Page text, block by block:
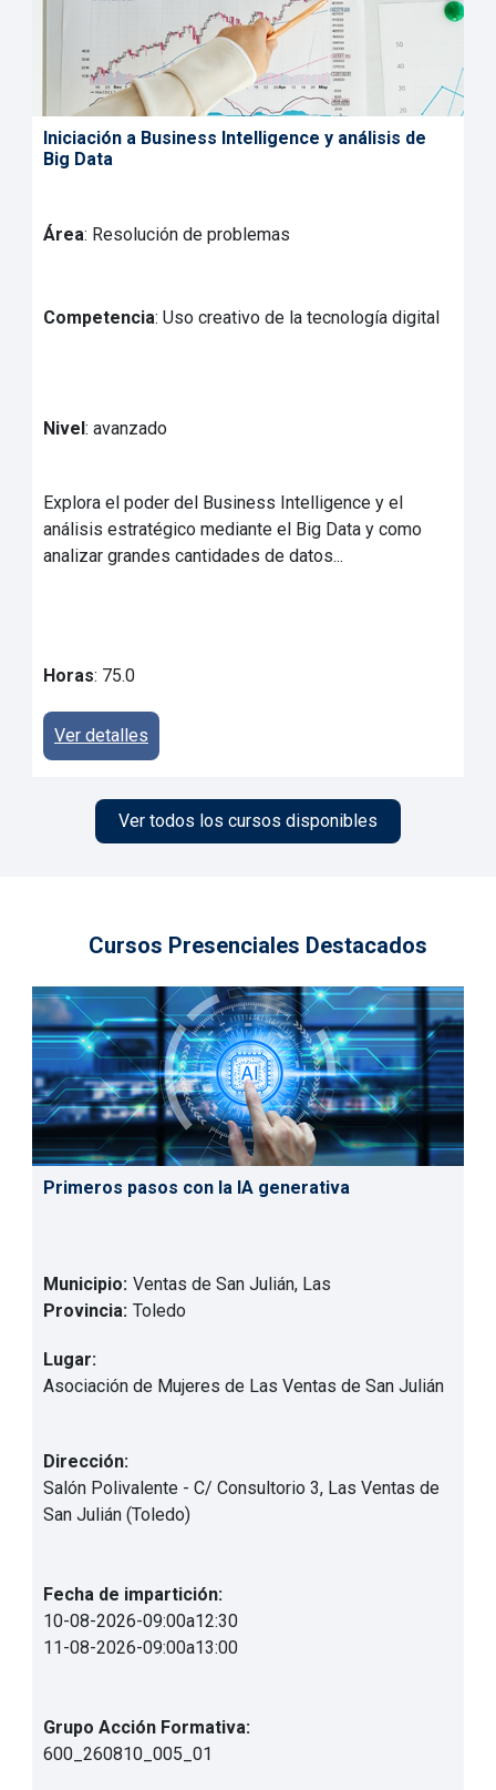
Iniciación a Business Intelligence y análisis de
Big Data
Área: Resolución de problemas
Competencia: Uso creativo de la tecnología digital
Nivel : avanzado
Explora el poder del Business Intelligence y el
análisis estratégico mediante el Big Data y como
analizar grandes cantidades de datos...
Horas: 75.0
Ver detalles
Ver todos los cursos disponibles
Cursos Presenciales Destacados
Primeros pasos con la IA generativa
Municipio: Ventas de San Julián, Las
Provincia: Toledo
Lugar:
Asociación de Mujeres de Las Ventas de San Julián
Dirección:
Salón Polivalente - C/ Consultorio 3, Las Ventas de
San Julián (Toledo)
Fecha de impartición:
10-08-2026-09:00a12:30
11-08-2026-09:00a13:00
Grupo Acción Formativa:
600_260810_005_01